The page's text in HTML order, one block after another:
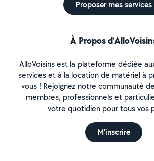
Proposer mes services
À Propos
AlloVoisins est la plateforme dédiée
services et à la location de matériel à
vous ! Rejoignez notre communauté
membres, professionnels et
votre quotidien pour tous vos
M'inscrire